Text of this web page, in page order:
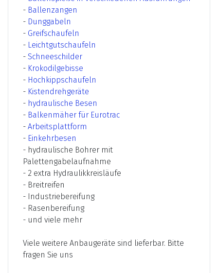
- Ballenzangen
- Dunggabeln
- Greifschaufeln
- Leichtgutschaufeln
- Schneeschilder
- Krokodilgebisse
- Hochkippschaufeln
- Kistendrehgeräte
- hydraulische Besen
- Balkenmäher für Eurotrac
- Arbeitsplattform
- Einkehrbesen
- hydraulische Bohrer mit
Palettengabelaufnahme
- 2 extra Hydraulikkreisläufe
- Breitreifen
- Industriebereifung
- Rasenbereifung
- und viele mehr
Viele weitere Anbaugeräte sind lieferbar. Bitte
fragen Sie uns